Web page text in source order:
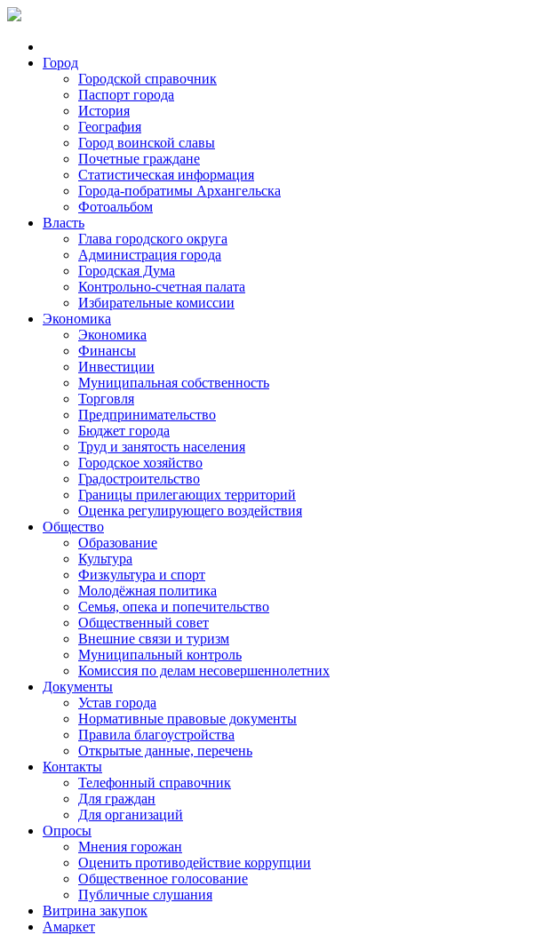
Город
Городской справочник
Паспорт города
История
География
Город воинской славы
Почетные граждане
Статистическая информация
Города-побратимы Архангельска
Фотоальбом
Власть
Глава городского округа
Администрация города
Городская Дума
Контрольно-счетная палата
Избирательные комиссии
Экономика
Экономика
Финансы
Инвестиции
Муниципальная собственность
Торговля
Предпринимательство
Бюджет города
Труд и занятость населения
Городское хозяйство
Градостроительство
Границы прилегающих территорий
Оценка регулирующего воздействия
Общество
Образование
Культура
Физкультура и спорт
Молодёжная политика
Семья, опека и попечительство
Общественный совет
Внешние связи и туризм
Муниципальный контроль
Комиссия по делам несовершеннолетних
Документы
Устав города
Нормативные правовые документы
Правила благоустройства
Открытые данные, перечень
Контакты
Телефонный справочник
Для граждан
Для организаций
Опросы
Мнения горожан
Оценить противодействие коррупции
Общественное голосование
Публичные слушания
Витрина закупок
Амаркет